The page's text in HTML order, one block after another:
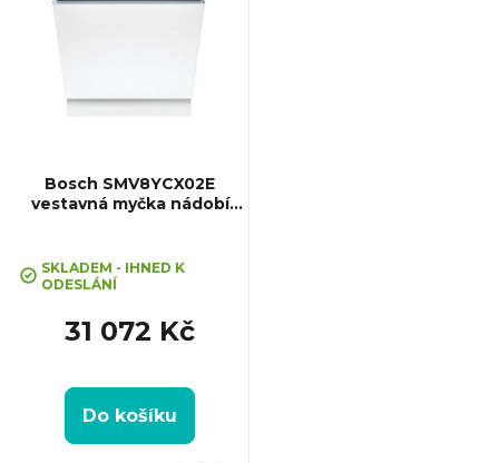
Bosch SMV8YCX02E
vestavná myčka nádobí
SKLADEM - IHNED K
ODESLÁNÍ
31 072 Kč
Do košíku